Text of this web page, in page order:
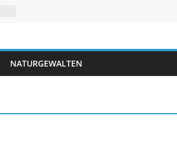
NATURGEWALTEN